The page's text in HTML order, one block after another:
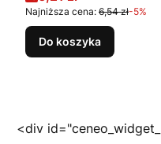
Najniższa cena: 6,54 zł-5%
Do koszyka
<div